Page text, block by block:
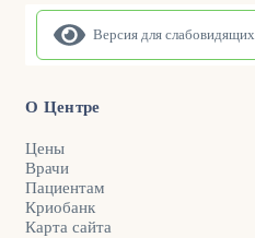
Версия для слабовидящих
О Центре
Цены
Врачи
Пациентам
Криобанк
Карта сайта